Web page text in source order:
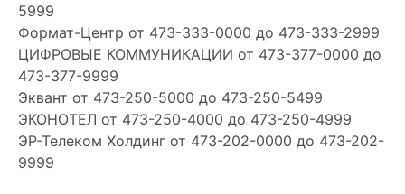
5999
Формат-Центр от 473-333-0000 до 473-333-2999
ЦИФРОВЫЕ КОММУНИКАЦИИ от 473-377-0000 до
473-377-9999
Эквант от 473-250-5000 до 473-250-5499
ЭКОНОТЕЛ от 473-250-4000 до 473-250-4999
ЭР-Телеком Холдинг от 473-202-0000 до 473-202-
9999